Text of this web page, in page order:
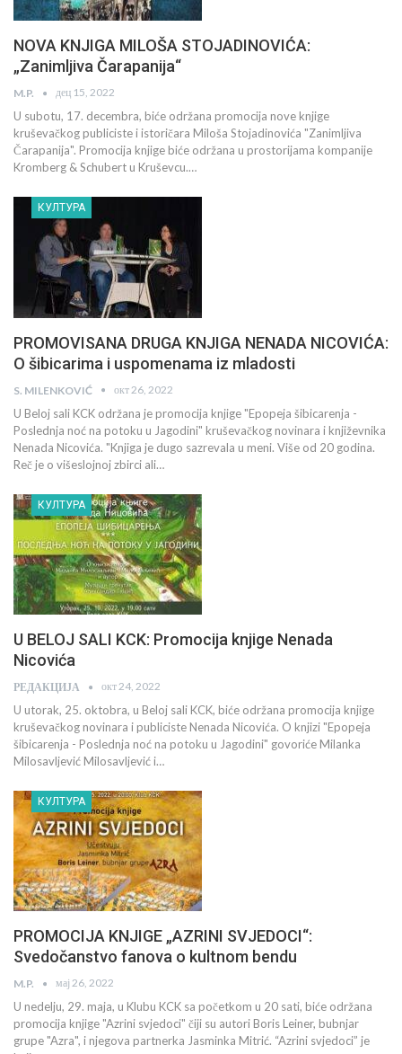
NOVA KNJIGA MILOŠA STOJADINOVIĆA:
„Zanimljiva Čarapanija“
M.P. дец 15, 2022
U subotu, 17. decembra, biće održana promocija nove knjige
kruševačkog publiciste i istoričara Miloša Stojadinovića "Zanimljiva
Čarapanija". Promocija knjige biće održana u prostorijama kompanije
Kromberg & Schubert u Kruševcu.…
КУЛТУРА
PROMOVISANA DRUGA KNJIGA NENADA NICOVIĆA:
O šibicarima i uspomenama iz mladosti
S. MILENKOVIĆ окт 26, 2022
U Beloj sali KCK održana je promocija knjige "Epopeja šibicarenja -
Poslednja noć na potoku u Jagodini" kruševačkog novinara i književnika
Nenada Nicovića. "Knjiga je dugo sazrevala u meni. Više od 20 godina.
Reč je o višeslojnoj zbirci ali…
КУЛТУРА
U BELOJ SALI KCK: Promocija knjige Nenada
Nicovića
РЕДАКЦИЈА окт 24, 2022
U utorak, 25. oktobra, u Beloj sali KCK, biće održana promocija knjige
kruševačkog novinara i publiciste Nenada Nicovića. O knjizi "Epopeja
šibicarenja - Poslednja noć na potoku u Jagodini" govoriće Milanka
Milosavljević Milosavljević i…
КУЛТУРА
PROMOCIJA KNJIGE „AZRINI SVJEDOCI“:
Svedočanstvo fanova o kultnom bendu
M.P. мај 26, 2022
U nedelju, 29. maja, u Klubu KCK sa početkom u 20 sati, biće održana
promocija knjige "Azrini svjedoci" čiji su autori Boris Leiner, bubnjar
grupe "Azra", i njegova partnerka Jasminka Mitrić. “Azrini svjedoci” je